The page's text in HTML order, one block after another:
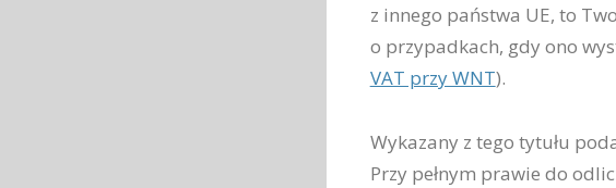
z innego państwa UE, to
o przypadkach, gdy ono
VAT przy WNT).
Wykazany z tego tytułu
Przy pełnym prawie do